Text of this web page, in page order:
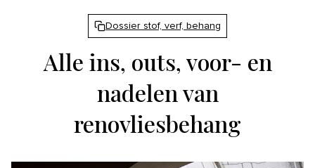
Dossier stof, verf, behang
Alle ins, outs, voor- en
nadelen van
renovliesbehang